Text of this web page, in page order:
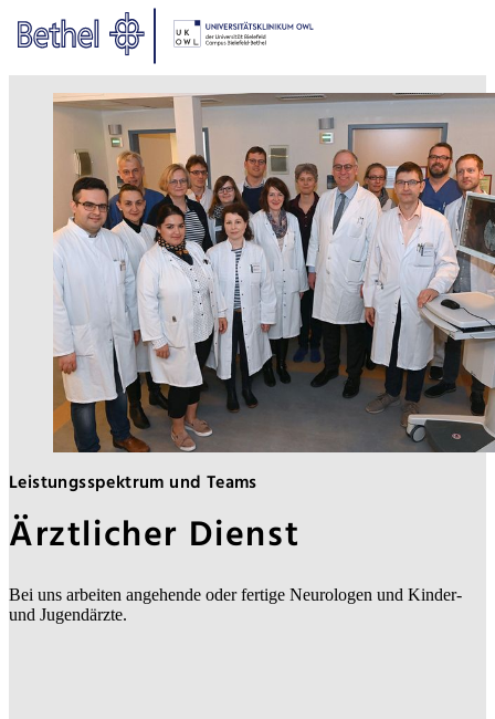
Zum Hauptinhalt springen
Zur Fußzeile springen
Bethel - Ärztlicher Dienst
Leistungsspektrum und Teams
Ärztlicher Dienst
Bei uns arbeiten angehende oder fertige Neurologen und Kinder-
und Jugendärzte.